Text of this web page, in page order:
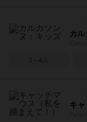
カ
2～4人
キ